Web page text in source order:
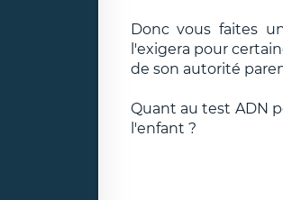
Donc vous faites
l'exigera pour
de son autorité
Quant au test ADN
l'enfant ?